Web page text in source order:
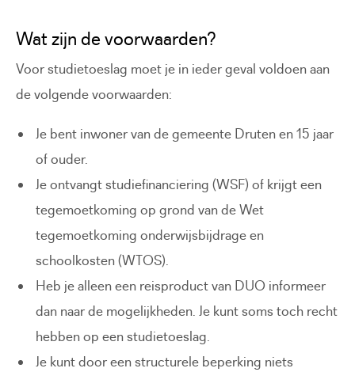
Wat zijn de voorwaarden?
Voor studietoeslag moet je in ieder geval voldoen aan
de volgende voorwaarden:
Je bent inwoner van de gemeente Druten en 15 jaar
of ouder.
Je ontvangt studiefinanciering (WSF) of krijgt een
tegemoetkoming op grond van de Wet
tegemoetkoming onderwijsbijdrage en
schoolkosten (WTOS).
Heb je alleen een reisproduct van DUO informeer
dan naar de mogelijkheden. Je kunt soms toch recht
hebben op een studietoeslag.
Je kunt door een structurele beperking niets